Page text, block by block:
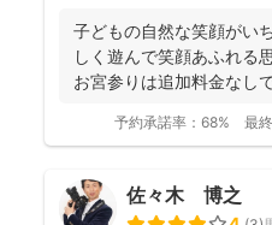
子どもの自然な笑顔がい
しく遊んで笑顔あふれる
お宮参りは追加料金なし
予約承諾率： 68% 最
佐々木 博之